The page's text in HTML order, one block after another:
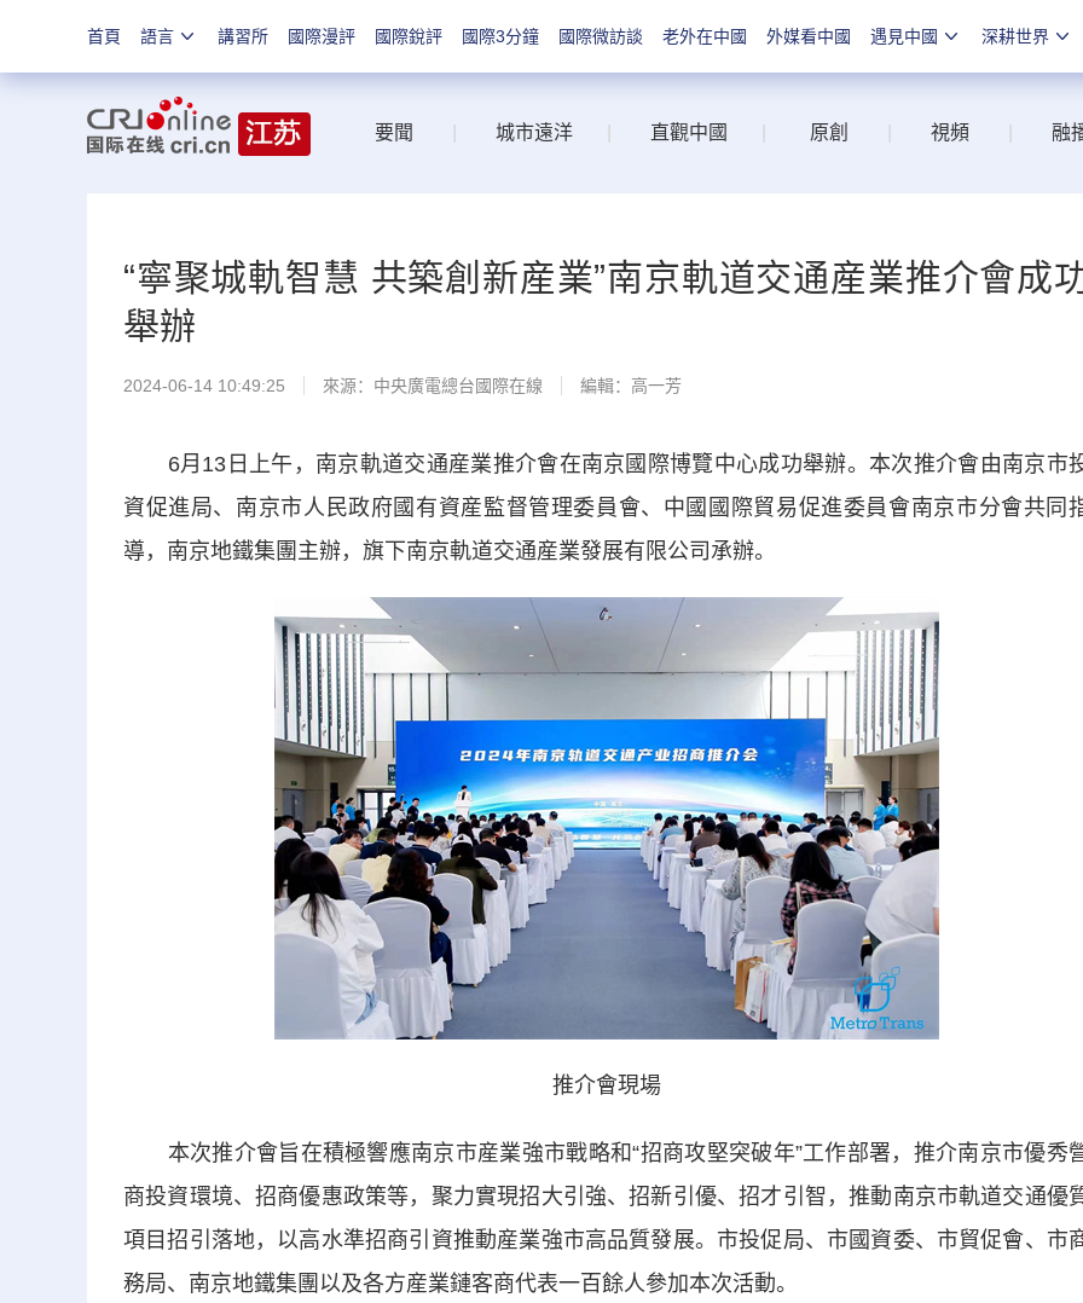
首頁 語言 講習所 國際漫評 國際銳評 國際3分鐘 國際微訪談 老外在中國 外媒看中國 遇見中國 深耕世界
要聞 城市遠洋 直觀中國 原創 視頻 融
“寧聚城軌智慧 共築創新産業”南京軌道交通産業推介會成
舉辦
2024-06-14 10:49:25 來源：中央廣電總台國際在線 編輯：高一芳
6月13日上午，南京軌道交通産業推介會在南京國際博覽中心成功舉辦。本次推介會由南京市
資促進局、南京市人民政府國有資産監督管理委員會、中國國際貿易促進委員會南京市分會共同
導，南京地鐵集團主辦，旗下南京軌道交通産業發展有限公司承辦。
推介會現場
本次推介會旨在積極響應南京市産業強市戰略和“招商攻堅突破年”工作部署，推介南京市優秀
商投資環境、招商優惠政策等，聚力實現招大引強、招新引優、招才引智，推動南京市軌道交通優
項目招引落地，以高水準招商引資推動産業強市高品質發展。市投促局、市國資委、市貿促會、市
務局、南京地鐵集團以及各方産業鏈客商代表一百餘人參加本次活動。